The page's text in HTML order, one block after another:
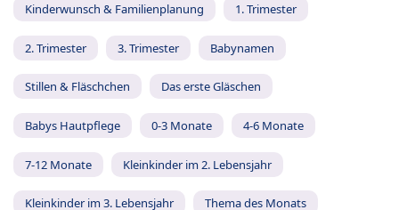
Kinderwunsch & Familienplanung 1. Trimester
2. Trimester 3. Trimester Babynamen
Stillen & Fläschchen Das erste Gläschen
Babys Hautpflege 0-3 Monate 4-6 Monate
7-12 Monate Kleinkinder im 2. Lebensjahr
Kleinkinder im 3. Lebensjahr Thema des Monats